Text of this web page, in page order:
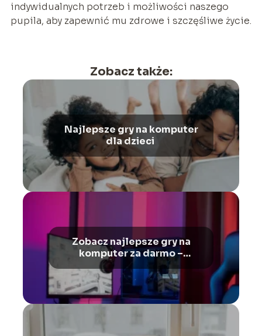
indywidualnych potrzeb i możliwości naszego
pupila, aby zapewnić mu zdrowe i szczęśliwe życie.
Zobacz także:
Najlepsze gry na komputer
dla dzieci
Zobacz najlepsze gry na
komputer za darmo –
Ranking gier na PC